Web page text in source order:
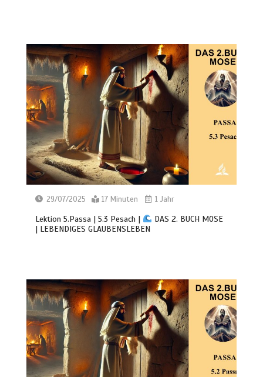
29/07/2025 17 Minuten 1 Jahr
Lektion 5.Passa | 5.3 Pesach |
DAS 2. BUCH MOSE
| LEBENDIGES GLAUBENSLEBEN